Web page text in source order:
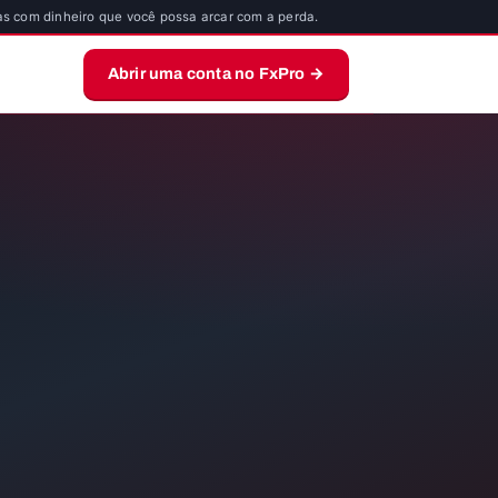
com dinheiro que você possa arcar com a perda.
Abrir uma conta no FxPro →